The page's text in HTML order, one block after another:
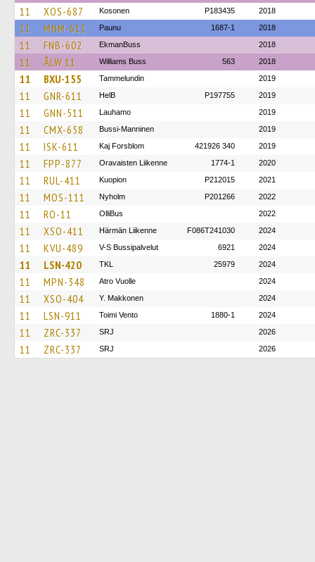
11 XOS-687 Kosonen P183435 2018
11 MNM-611 Paunu 1687-1 2018
11 FNB-602 EkmanBuss 2018
11 ÅLW 11 Williams Buss 563 2018
11 BXU-155 Tammelundin 2019
11 GNR-611 HelB P197755 2019
11 GNN-511 Lauhamo 2019
11 CMX-658 Bussi-Manninen 2019
11 ISK-611 Kaj Forsblom 421926 340 2019
11 FPP-877 Oravaisten Liikenne 1774-1 2020
11 RUL-411 Kuopion P212015 2021
11 MOS-111 Nyholm P201266 2022
11 RO-11 OlliBus 2022
11 XSO-411 Härmän Liikenne F086T241030 2024
11 KVU-489 V-S Bussipalvelut 6921 2024
11 LSN-420 TKL 25979 2024
11 MPN-348 Atro Vuolle 2024
11 XSO-404 Y. Makkonen 2024
11 LSN-911 Toimi Vento 1880-1 2024
11 ZRC-337 SRJ 2026
11 ZRC-337 SRJ 2026